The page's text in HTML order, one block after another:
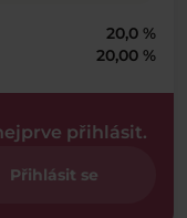
20,0 %
20,00 %
přihlásit.
Přihlásit se